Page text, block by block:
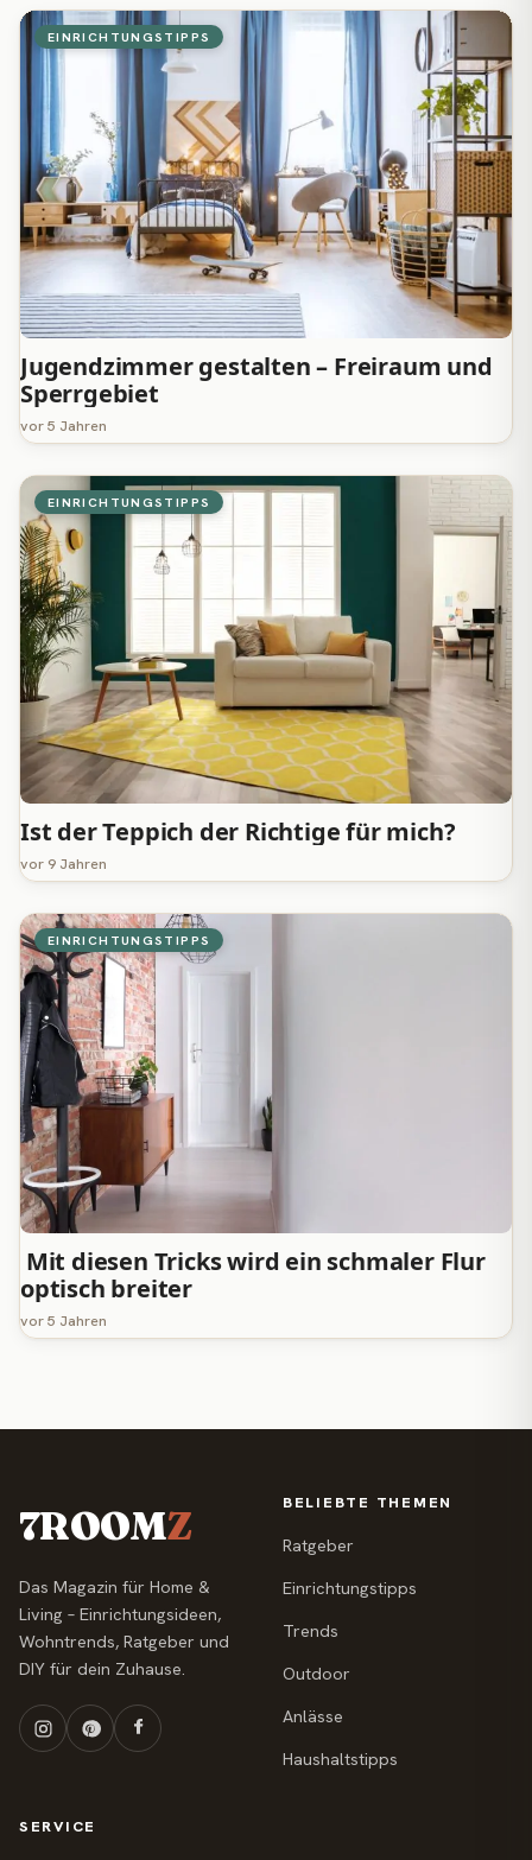
EINRICHTUNGSTIPPS
Jugendzimmer gestalten – Freiraum und
Sperrgebiet
vor 5 Jahren
EINRICHTUNGSTIPPS
Ist der Teppich der Richtige für mich?
vor 9 Jahren
EINRICHTUNGSTIPPS
Mit diesen Tricks wird ein schmaler Flur
optisch breiter
vor 5 Jahren
7ROOMZ
Das Magazin für Home &
Living – Einrichtungsideen,
Wohntrends, Ratgeber und
DIY für dein Zuhause.
BELIEBTE THEMEN
Ratgeber
Einrichtungstipps
Trends
Outdoor
Anlässe
Haushaltstipps
SERVICE